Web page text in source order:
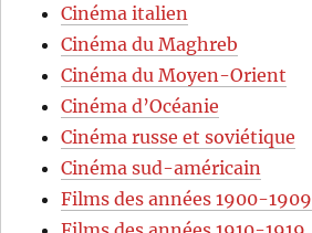
Cinéma italien
Cinéma du Maghreb
Cinéma du Moyen-Orient
Cinéma d’Océanie
Cinéma russe et soviétique
Cinéma sud-américain
Films des années 1900-1909